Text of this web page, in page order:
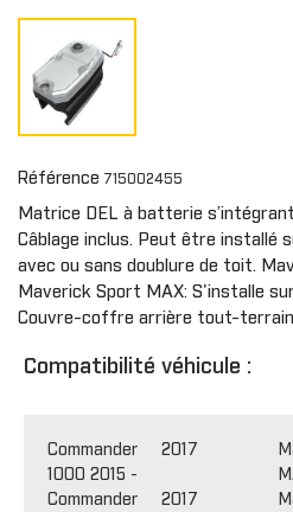
Référence 715002455
Matrice DEL à batterie
Câblage inclus. Peut être installé
avec ou sans doublure de toit.
Maverick Sport MAX: S'installe
Couvre-coffre arrière tout-
Compatibilité véhicule :
Commander
1000 2015 -
2017
Commander
2017